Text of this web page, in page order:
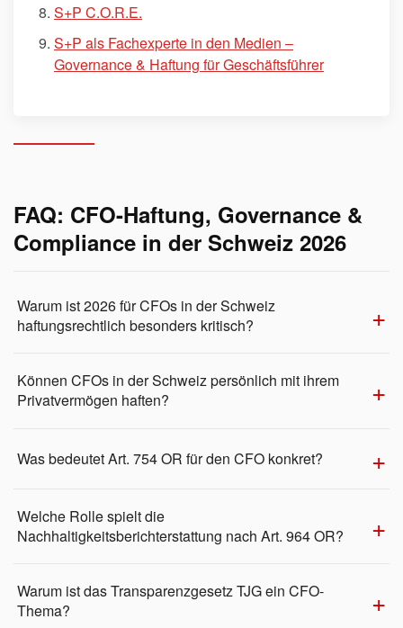
S+P C.O.R.E.
S+P als Fachexperte in den Medien –
Governance & Haftung für Geschäftsführer
FAQ: CFO-Haftung, Governance &
Compliance in der Schweiz 2026
Warum ist 2026 für CFOs in der Schweiz
haftungsrechtlich besonders kritisch?
Können CFOs in der Schweiz persönlich mit ihrem
Privatvermögen haften?
Was bedeutet Art. 754 OR für den CFO konkret?
Welche Rolle spielt die
Nachhaltigkeitsberichterstattung nach Art. 964 OR?
Warum ist das Transparenzgesetz TJG ein CFO-
Thema?